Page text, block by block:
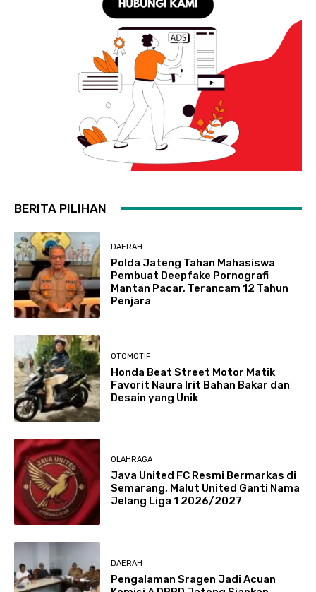
BERITA PILIHAN
DAERAH
Polda Jateng Tahan Mahasiswa
Pembuat Deepfake Pornografi
Mantan Pacar, Terancam 12 Tahun
Penjara
OTOMOTIF
Honda Beat Street Motor Matik
Favorit Naura Irit Bahan Bakar dan
Desain yang Unik
OLAHRAGA
Java United FC Resmi Bermarkas di
Semarang, Malut United Ganti Nama
Jelang Liga 1 2026/2027
DAERAH
Pengalaman Sragen Jadi Acuan